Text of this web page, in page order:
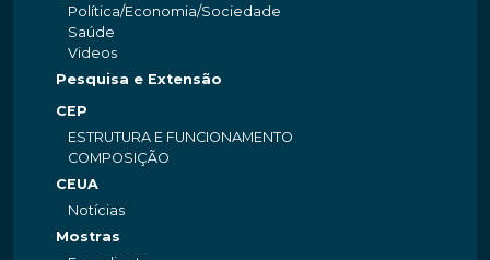
Política/Economia/Sociedade
Saúde
Videos
Pesquisa e Extensão
CEP
ESTRUTURA E FUNCIONAMENTO
COMPOSIÇÃO
CEUA
Notícias
Mostras